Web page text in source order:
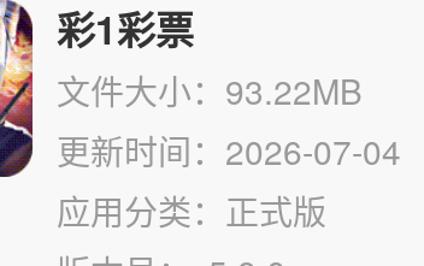
彩1彩票
文件大小：93.22MB
更新时间：2026-07-04
应用分类：正式版